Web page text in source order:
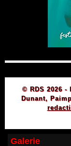
© RDS 2026 -
Dunant,
Galerie